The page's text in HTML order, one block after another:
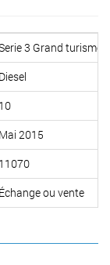
3 Grand turismo
Diesel
10
Mai 2015
11070
Échange ou vente